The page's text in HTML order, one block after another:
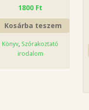
1800 Ft
Kosárba teszem
Könyv Szórakoztató
irodalom